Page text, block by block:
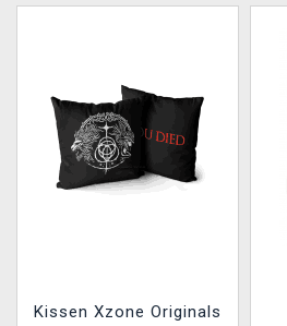
Kissen Xzone Originals